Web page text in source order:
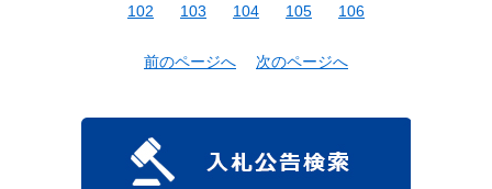
102
103 104 105 106
前のページへ 次のページへ